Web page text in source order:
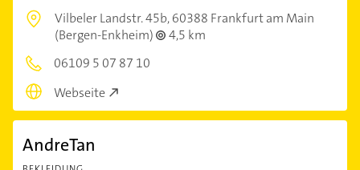
Vilbeler Landstr. 45b,60388 Frankfurt am Main
(Bergen-Enkheim)
4,5 km
06109 5 07 87 10
Webseite
AndreTan